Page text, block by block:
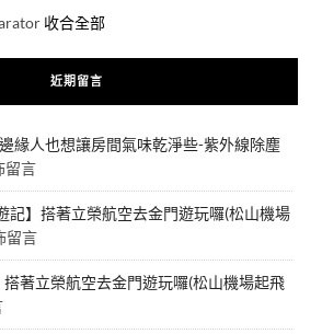
收合全部
近期留言
邊緣人也想讓房間氣味乾淨些-紫外線除塵
留言
遊記】搭著立榮航空去金門遊玩囉(松山機場
留言
搭著立榮航空去金門遊玩囉(松山機場起飛